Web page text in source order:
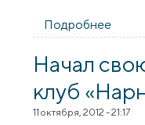
Подробнее
Начал
клуб
11 октября, 2012 - 21:17